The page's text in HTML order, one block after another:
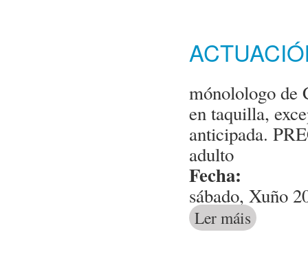
mónolologo de
en taquilla,
anticipada.
adulto
Fecha:
sábado, Xuño
Ler máis acerca de